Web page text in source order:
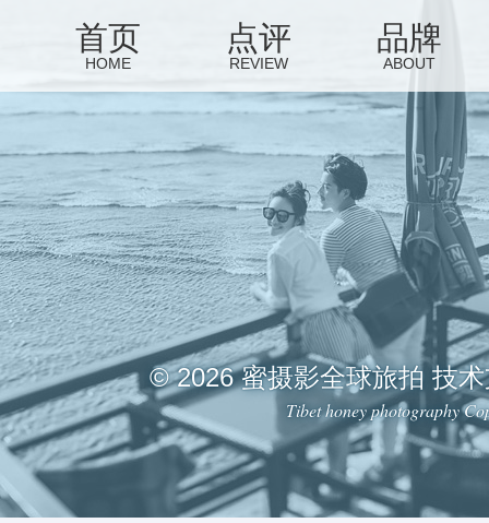
首页
HOME
点评
REVIEW
品牌
ABOUT
© 2026 蜜摄影全球旅拍 技
Tibet honey photography